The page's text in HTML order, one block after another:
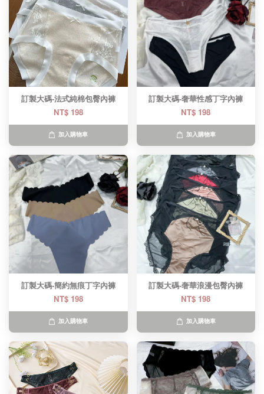
訂製大碼-法式純棉包臀內褲
NT$ 198
加入購物車
訂製大碼-奢華性感丁字內褲
NT$ 198
加入購物車
訂製大碼-簡約無痕丁字內褲
NT$ 198
加入購物車
訂製大碼-奢華浪漫包臀內褲
NT$ 198
加入購物車